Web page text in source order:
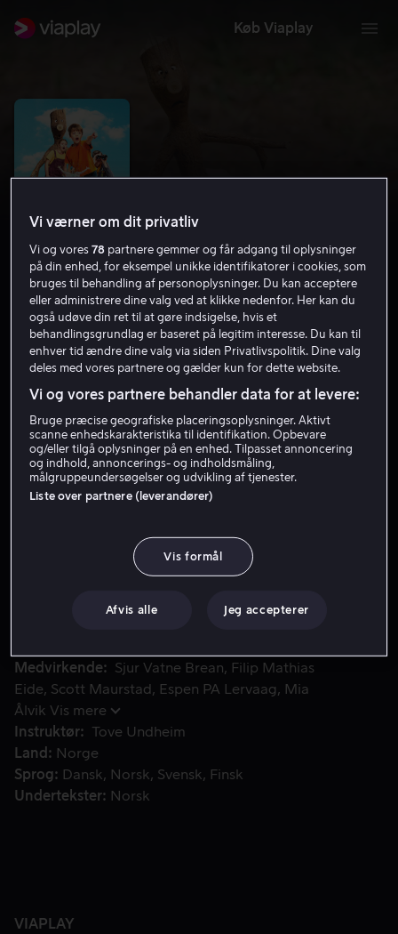
Køb Viaplay
Knorten og søslangen
5.5 Børnefilm Eventyr 2020
1 t. 11 min
Tilladt for alle
HD
Lej 49 kr
Køb 109 kr
Nogen har set en søslange i fjorden, og Hagen har brug
Nogen har set en søslange i fjorden, og Hagen har brug
for hjælp til at finde den. Lillebror vil med på
Kan de mon finde søslangen?
Medvirkende Sjur Vatne Brean
Filip Mathias
Eide
Scott Maurstad Espen PA Lervaag
Mia
Ålvik Vis mere
Instruktør
Tove Undheim
Land
Norge
Sprog
Dansk Norsk Svensk
Finsk
Undertekster
Norsk
VIAPLAY
Vi værner om dit privatliv
Vi og vores78 partnere gemmer og får adgang til oplysninger
på din enhed, for eksempel unikke identifikatorer i cookies, som
bruges til behandling af personoplysninger. Du kan acceptere
eller administrere dine valg ved at klikke nedenfor. Her kan du
også udøve din ret til at gøre indsigelse, hvis et
behandlingsgrundlag er baseret på legitim interesse. Du kan til
enhver tid ændre dine valg via siden Privatlivspolitik. Dine valg
deles med vores partnere og gælder kun for dette website.
Vi og vores partnere behandler data for at levere:
Bruge præcise geografiske placeringsoplysninger. Aktivt
scanne enhedskarakteristika til identifikation. Opbevare
og/eller tilgå oplysninger på en enhed. Tilpasset annoncering
og indhold, annoncerings- og indholdsmåling,
målgruppeundersøgelser og udvikling af tjenester.
Liste over partnere (leverandører)
Vis formål
Afvis alle Jeg accepterer